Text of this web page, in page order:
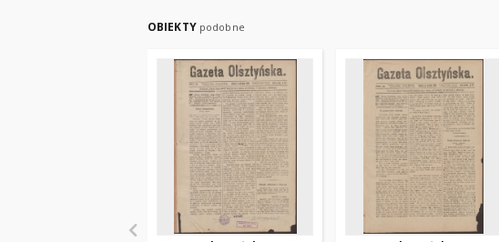
OBIEKTY podobne